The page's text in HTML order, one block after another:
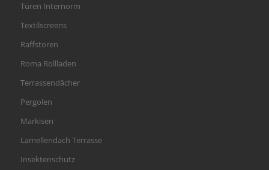
Türen Internorm
Textilscreens
Raffstoren
Roma Rollladen
Terrassendächer
Pergolen
Markisen
Lamellendach Terrasse
Insektenschutz